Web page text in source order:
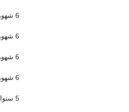
6 شهور
6 شهور
6 شهور
6 شهور
5 سنوات